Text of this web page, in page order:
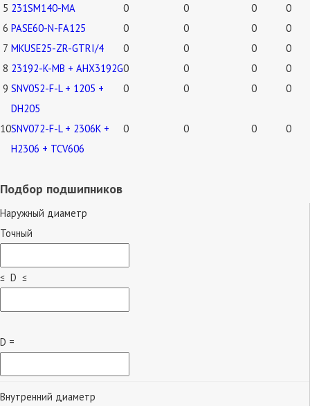
5 231SM140-MA 0 0 0
0
6 PASE60-N-FA125 0 0 0
0
7 MKUSE25-ZR-GTRI/4 0 0 0
0
8 23192-K-MB + AHX3192G0 0 0
0
9 SNV052-F-L + 1205 +
DH205
0 0 0 0
10SNV072-F-L + 2306K +
H2306 + TCV606
0 0 0 0
Подбор подшипников
Наружный диаметр
Точный
≤ D ≤
D =
Внутренний диаметр